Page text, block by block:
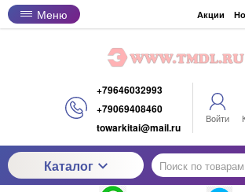
Меню Акции
+79646032993
+79069408460
towarkitai@mail.ru
Войти
Каталог